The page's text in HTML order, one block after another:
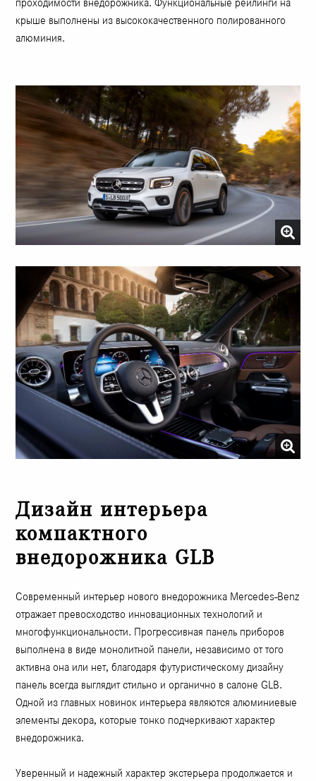
крыше выполнены из высококачественного полированного
алюминия.
Дизайн интерьера
компактного
внедорожника GLB
Современный интерьер нового внедорожника Mercedes-Benz
отражает превосходство инновационных технологий и
многофункциональности. Прогрессивная панель приборов
выполнена в виде монолитной панели, независимо от того
активна она или нет, благодаря футуристическому дизайну
панель всегда выглядит стильно и органично в салоне GLB.
Одной из главных новинок интерьера являются алюминиевые
элементы декора, которые тонко подчеркивают характер
внедорожника.
Уверенный и надежный характер экстерьера продолжается и